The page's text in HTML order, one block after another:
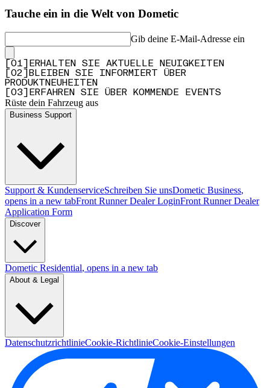
Tauche ein in die Welt von Dometic
Gib deine E-Mail-Adresse ein
01
ERHALTEN SIE AKTUELLE NEUIGKEITEN
02
BLEIBEN SIE INFORMIERT ÜBER
PRODUKTNEUHEITEN
03 ERFAHREN SIE ÜBER KOMMENDE EVENTS
Rüste dein Fahrzeug aus
Business Support
Support & KundenserviceSchreiben Sie unsDometic Business,
opens in a new tabFront Runner Dealer LoginFront Runner Dealer
Application Form
Discover
Dometic Residential, opens in a new tab
About & Legal
DatenschutzrichtlinieCookie-RichtlinieCookie-Einstellungen